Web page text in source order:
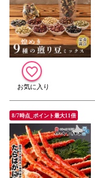
8/7時点_ポイント最大11倍